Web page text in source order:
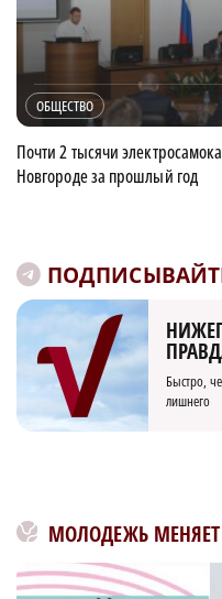
ОБЩЕСТВО
Почти 2 тысячи
Новгороде за прошлый год
Быстро,
лишнего
МОЛОДЕЖЬ